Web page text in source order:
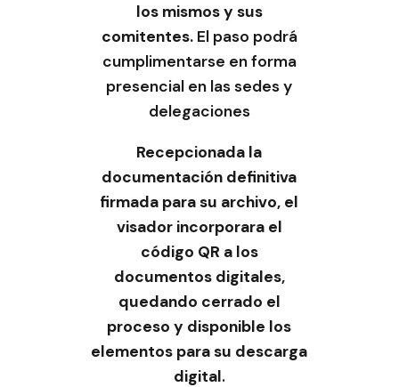
los mismos y sus
comitentes.El paso podrá
cumplimentarse en forma
presencial en las sedes y
delegaciones
Recepcionada la
documentación definitiva
firmada para su archivo, el
visador incorporara el
código QR a los
documentos digitales,
quedando cerrado el
proceso y disponible los
elementos para su descarga
digital.